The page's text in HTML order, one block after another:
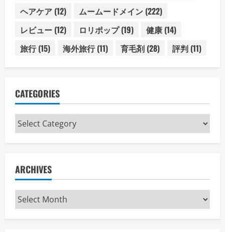
ヘアケア (12) ムームードメイン (222)
レビュー (12) ロリポップ(19) 健康 (14)
旅行(15) 海外旅行(11) 育毛剤 (28) 評判 (11)
CATEGORIES
Categories
ARCHIVES
Archives